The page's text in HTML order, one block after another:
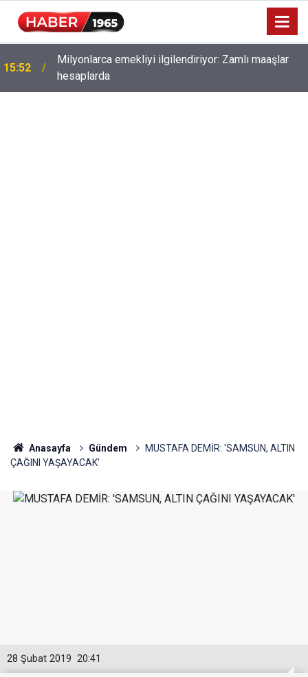
15:52
Milyonlarca emekliyi ilgilendiriyor: Zamlı maaşlar
hesaplarda
Anasayfa Gündem
MUSTAFA DEMİR: 'SAMSUN, ALTIN
ÇAĞINI YAŞAYACAK'
20:41
28 Şubat 2019